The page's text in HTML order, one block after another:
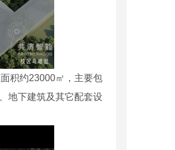
积约23000㎡，主要包
地下建筑及其它配套设